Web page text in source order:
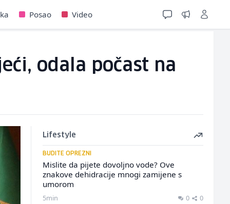
Posao Video
odala počast na
Lifestyle
BUDITE OPREZNI
Mislite da pijete dovoljno vode? Ove
znakove dehidracije mnogi zamijene s
umorom
5min 0 0